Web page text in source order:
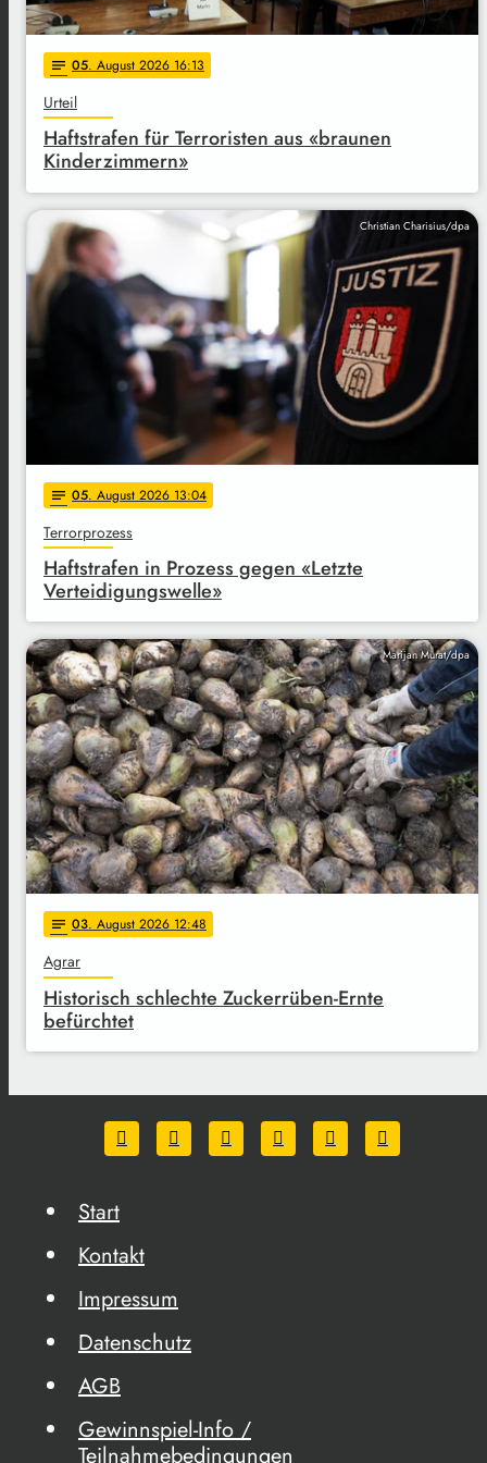
notes 05. August 2026 16:13
Urteil
Haftstrafen für Terroristen aus «braunen
Kinderzimmern»
Christian Charisius/dpa
notes 05. August 2026 13:04
Terrorprozess
Haftstrafen in Prozess gegen «Letzte
Verteidigungswelle»
Marijan Murat/dpa
notes 03. August 2026 12:48
Agrar
Historisch schlechte Zuckerrüben-Ernte
befürchtet
Start
Kontakt
Impressum
Datenschutz
AGB
Gewinnspiel-Info /
Teilnahmebedingungen